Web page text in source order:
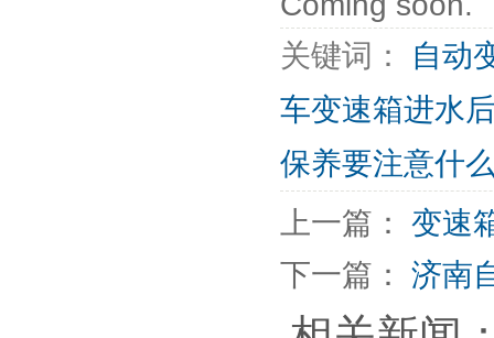
关键词： 自动
车变速箱进水
保养要注意什
上一篇： 变速
下一篇： 济南